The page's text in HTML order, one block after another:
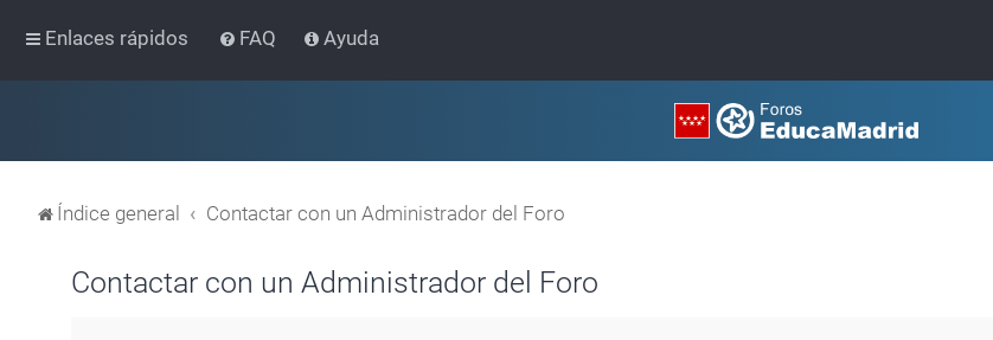
Enlaces rápidos FAQ Ayuda
Índice general Contactar con un Administrador del Foro
Contactar con un Administrador del Foro